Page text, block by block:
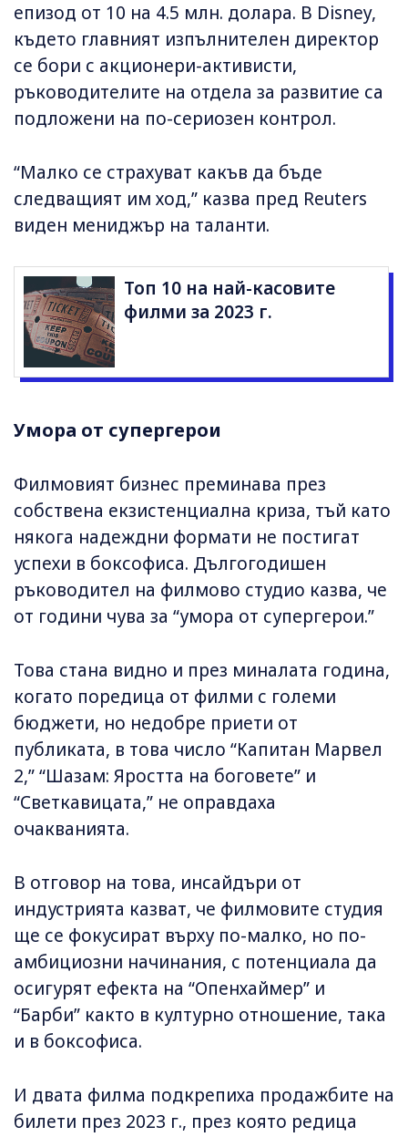
епизод от 10 на 4.5 млн. долара. В Disney,
където главният изпълнителен директор
се бори с акционери-активисти,
ръководителите на отдела за развитие са
подложени на по-сериозен контрол.
“Малко се страхуват какъв да бъде
следващият им ход,” казва пред Reuters
виден мениджър на таланти.
Топ 10 на най-касовите
филми за 2023 г.
Умора от супергерои
Филмовият бизнес преминава през
собствена екзистенциална криза, тъй като
някога надеждни формати не постигат
успехи в боксофиса. Дългогодишен
ръководител на филмово студио казва, че
от години чува за “умора от супергерои.”
Това стана видно и през миналата година,
когато поредица от филми с големи
бюджети, но недобре приети от
публиката, в това число “Капитан Марвел
2,” “Шазам: Яростта на боговете” и
“Светкавицата,” не оправдаха
очакванията.
В отговор на това, инсайдъри от
индустрията казват, че филмовите студия
ще се фокусират върху по-малко, но по-
амбициозни начинания, с потенциала да
осигурят ефекта на “Опенхаймер” и
“Барби” както в културно отношение, така
и в боксофиса.
И двата филма подкрепиха продажбите на
билети през 2023 г., през която редица